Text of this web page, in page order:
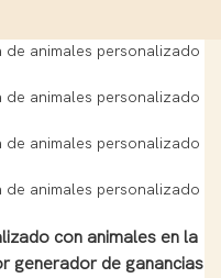
con animales en la
generador de ganancias